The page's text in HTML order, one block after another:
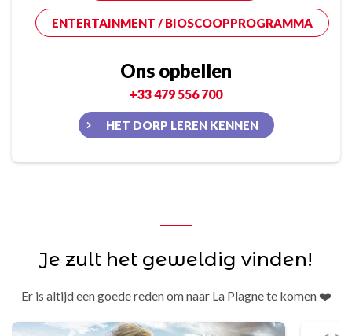
ENTERTAINMENT / BIOSCOOPPROGRAMMA
Ons opbellen
+33 479 556 700
HET DORP LEREN KENNEN
Je zult het geweldig vinden!
Er is altijd een goede reden om naar La Plagne te komen ❤️